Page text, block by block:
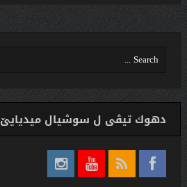
دهوك تیڤی ل سوشیال ميديایێ